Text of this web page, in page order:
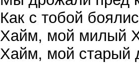
Как с тобой
Хайм, мой милый
Хайм, мой старый